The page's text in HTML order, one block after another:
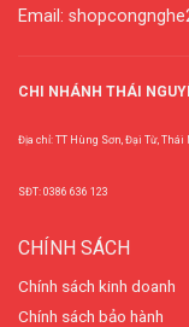
Email:
CHI NHÁNH THÁI
Địa chỉ: TT Hùng Sơn, Đại Từ, Thái
SĐT: 0386 636 123
CHÍNH SÁCH
Chính sách kinh doanh
Chính sách bảo hành